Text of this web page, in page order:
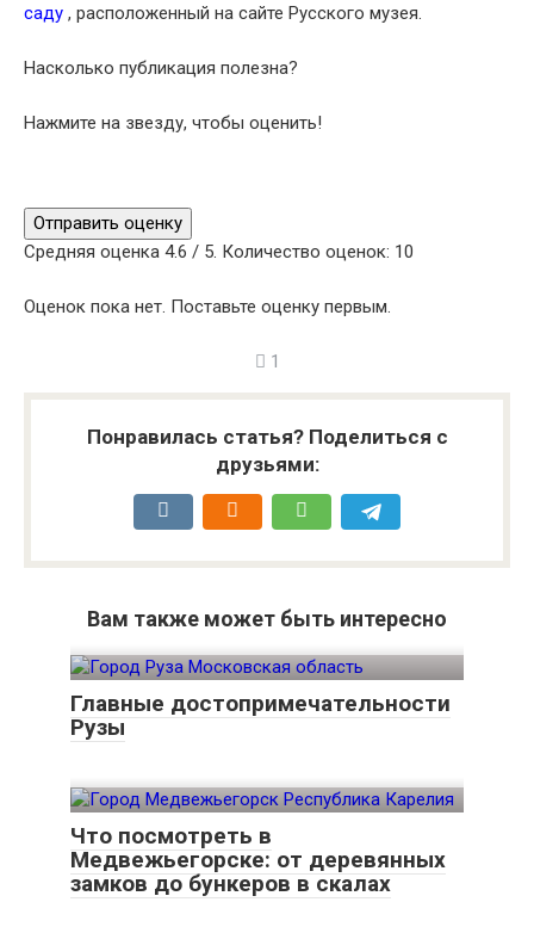
саду , расположенный на сайте Русского музея.
Насколько публикация полезна?
Нажмите на звезду, чтобы оценить!
Отправить оценку
Средняя оценка 4.6 / 5. Количество оценок: 10
Оценок пока нет. Поставьте оценку первым.
1
Понравилась статья? Поделиться с
друзьями:
Вам также может быть интересно
Главные достопримечательности
Рузы
Что посмотреть в
Медвежьегорске: от деревянных
замков до бункеров в скалах